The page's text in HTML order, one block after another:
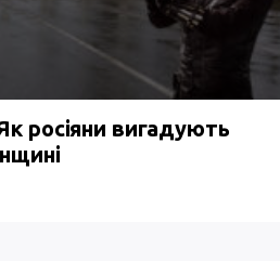
росіяни вигадують